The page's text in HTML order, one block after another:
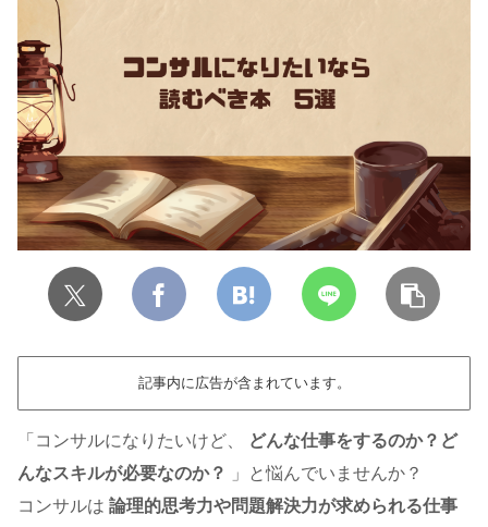
記事内に広告が含まれています。
「コンサルになりたいけど、
どんな仕事をするのか？ど
んなスキルが必要なのか？
」と悩んでいませんか？
コンサルは 論理的思考力や問題解決力が求められる仕事